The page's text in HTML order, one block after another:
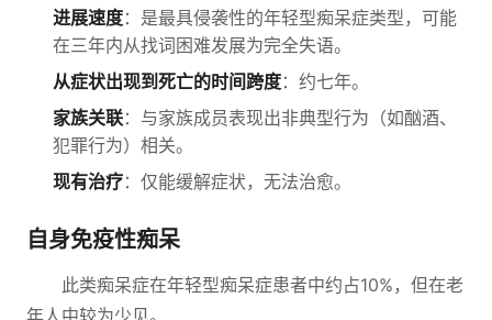
进展速度：是最具侵袭性的年轻型痴呆症类型，可能
在三年内从找词困难发展为完全失语。
从症状出现到死亡的时间跨度：约七年。
家族关联：与家族成员表现出非典型行为（如酗酒、
犯罪行为）相关。
现有治疗：仅能缓解症状，无法治愈。
自身免疫性痴呆
此类痴呆症在年轻型痴呆症患者中约占10%，但在老
年人中较为少见。